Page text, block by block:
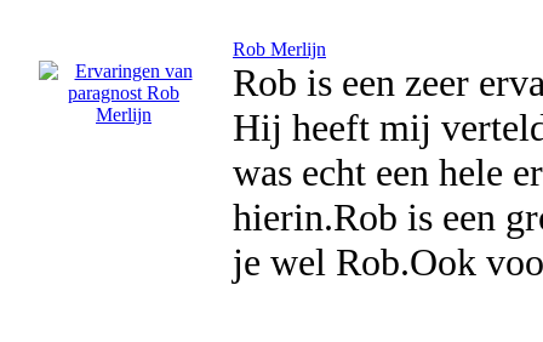
Rob Merlijn
Rob is een zeer
Hij heeft mij
was echt een hele
hierin.Rob is een
je wel Rob.Ook